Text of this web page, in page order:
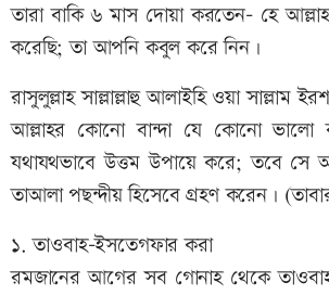
তারা বাকি ৬ মাস দোয়া করতেন- হে
করেছি; তা আপনি কবুল করে নিন।
রাসুলুল্লাহ সাল্লাল্লাহু আলাইহি ওয়া সাল্লাম
আল্লাহর কোনো বান্দা যে কোনো
যথাযথভাবে উত্তম উপায়ে করে; তবে সে
তাআলা পছন্দীয় হিসেবে গ্রহণ করেন।
১. তাওবাহ-ইসতেগফার করা
রমজানের আগের সব গোনাহ থেকে